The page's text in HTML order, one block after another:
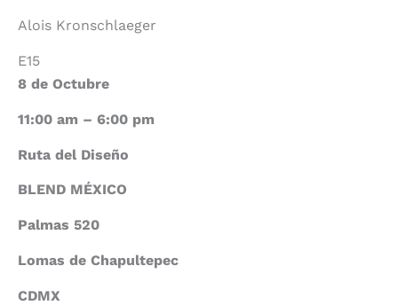
Alois Kronschlaeger
E15
8 de Octubre
11:00 am – 6:00 pm
Ruta del Diseño
BLEND MÉXICO
Palmas 520
Lomas de Chapultepec
CDMX